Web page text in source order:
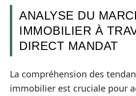
ANALYSE DU
IMMOBILIER À
DIRECT MANDAT
La compréhension des
immobilier est cruciale pour